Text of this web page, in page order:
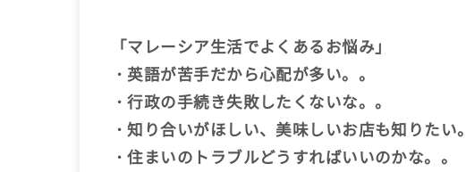
「マレーシア生活でよくあるお悩み」
・英語が苦手だから心配が多い。。
・行政の手続き失敗したくないな。。
・知り合いがほしい、美味しいお店も知りたい
・住まいのトラブルどうすればいいのかな。。